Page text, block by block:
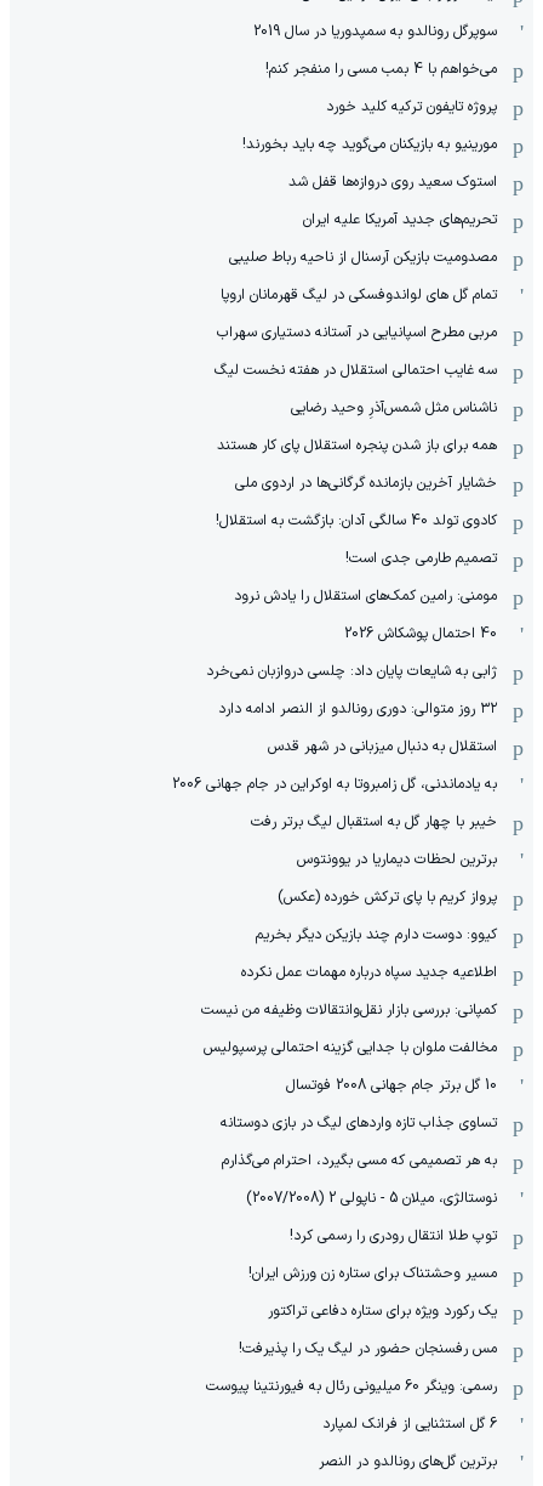
سوپرگل رونالدو به سمپدوریا در سال 2019
می‌خواهم با 4 بمب مسی را منفجر کنم!
پروژه تایفون ترکیه کلید خورد
مورینیو به بازیکنان می‌گوید چه باید بخورند!
استوک سعید روی دروازه‌ها قفل شد
تحریم‌های جدید آمریکا علیه ایران
مصدومیت بازیکن آرسنال از ناحیه رباط صلیبی
تمام گل های لواندوفسکی در لیگ قهرمانان اروپا
مربی مطرح اسپانیایی در آستانه دستیاری سهراب
سه غایب احتمالی استقلال در هفته نخست لیگ
ناشناس مثل شمس‌آذرِ وحید رضایی
همه برای باز شدن پنجره استقلال پای کار هستند
خشایار آخرین بازمانده گرگانی‌ها در اردوی ملی
کادوی تولد 40 سالگی آدان: بازگشت به استقلال!
تصمیم طارمی جدی است!
مومنی: رامین کمک‌های استقلال را یادش نرود
40 احتمال پوشکاش 2026
ژابی به شایعات پایان داد: چلسی دروازبان نمی‌خرد
۳۲ روز متوالی: دوری رونالدو از النصر ادامه دارد
استقلال به دنبال میزبانی در شهر قدس
به یادماندنی، گل زامبروتا به اوکراین در جام جهانی 2006
خیبر با چهار گل به استقبال لیگ برتر رفت
برترین لحظات دیماریا در یوونتوس
پرواز کریم با پای ترکش خورده (عکس)
کیوو: دوست دارم چند بازیکن دیگر بخریم
اطلاعیه جدید سپاه درباره مهمات عمل نکرده
کمپانی: بررسی بازار نقل‌وانتقالات وظیفه من نیست
مخالفت ملوان با جدایی گزینه احتمالی پرسپولیس
10 گل برتر جام جهانی 2008 فوتسال
تساوی جذاب تازه واردهای لیگ در بازی دوستانه
به هر تصمیمی که مسی بگیرد، احترام می‌گذارم
نوستالژی، میلان 5 - ناپولی 2 (2007/2008)
توپ طلا انتقال رودری را رسمی کرد!
مسیر وحشتناک برای ستاره زن ورزش ایران!
یک رکورد ویژه برای ستاره دفاعی تراکتور
مس رفسنجان حضور در لیگ یک را پذیرفت!
رسمی: وینگر 60 میلیونی رئال به فیورنتینا پیوست
6 گل استثنایی از فرانک لمپارد
برترین گل‌های رونالدو در النصر